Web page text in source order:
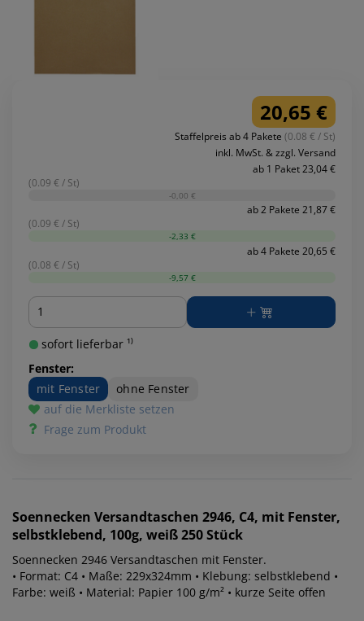
20,65 €
Staffelpreis ab 4 Pakete (0.08 € / St)
inkl. MwSt. & zzgl. Versand
ab 1 Paket 23,04 €
(0.09 € / St)
-0,00 €
ab 2 Pakete 21,87 €
(0.09 € / St)
-2,33 €
ab 4 Pakete 20,65 €
(0.08 € / St)
-9,57 €
Menge
sofort lieferbar ¹⁾
Fenster:
mit Fenster
ohne Fenster
auf die Merkliste setzen
Frage zum Produkt
Soennecken Versandtaschen 2946, C4, mit Fenster,
selbstklebend, 100g, weiß 250 Stück
Soennecken 2946 Versandtaschen mit Fenster.
• Format: C4 • Maße: 229x324mm • Klebung: selbstklebend •
Farbe: weiß • Material: Papier 100 g/m² • kurze Seite offen